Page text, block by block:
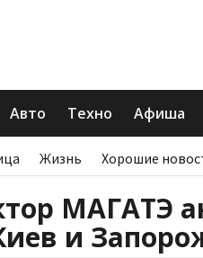
Авто Техно Афиша
Жизнь Хорошие
МАГАТЭ
и